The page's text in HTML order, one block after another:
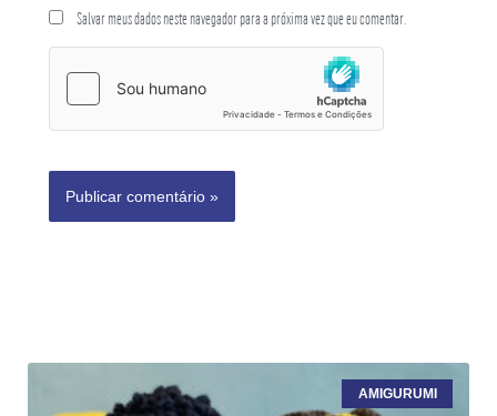
Salvar meus dados neste navegador para a próxima vez que eu comentar.
AMIGURUMI